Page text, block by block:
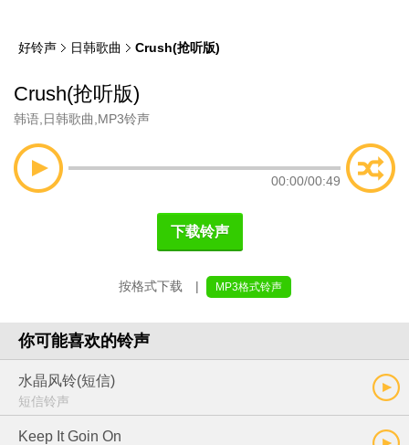
好铃声 日韩歌曲 Crush(抢听版)
Crush(抢听版)
韩语 日韩歌曲 MP3铃声
00:00/00:49
下载铃声
按格式下载 | MP3格式铃声
你可能喜欢的铃声
水晶风铃(短信)
短信铃声
Keep It Goin On